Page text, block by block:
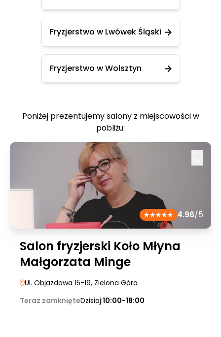
Fryzjerstwo w Lwówek Śląski
Fryzjerstwo w Wolsztyn
Poniżej prezentujemy salony z miejscowości w
pobliżu:
4.96/5
Salon fryzjerski Koło Młyna
Małgorzata Minge
Ul. Objazdowa 15-19, Zielona Góra
Teraz zamknięteDzisiaj:10:00-18:00